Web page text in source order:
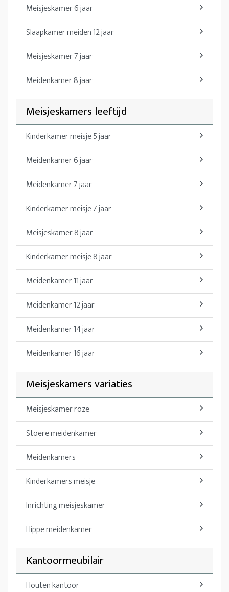
Meisjeskamer 6 jaar
Slaapkamer meiden 12 jaar
Meisjeskamer 7 jaar
Meidenkamer 8 jaar
Meisjeskamers leeftijd
Kinderkamer meisje 5 jaar
Meidenkamer 6 jaar
Meidenkamer 7 jaar
Kinderkamer meisje 7 jaar
Meisjeskamer 8 jaar
Kinderkamer meisje 8 jaar
Meidenkamer 11 jaar
Meidenkamer 12 jaar
Meidenkamer 14 jaar
Meidenkamer 16 jaar
Meisjeskamers variaties
Meisjeskamer roze
Stoere meidenkamer
Meidenkamers
Kinderkamers meisje
Inrichting meisjeskamer
Hippe meidenkamer
Kantoormeubilair
Houten kantoor